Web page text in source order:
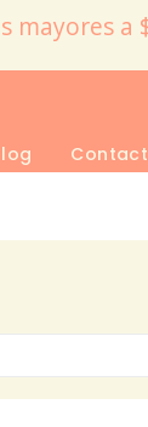
mayores a